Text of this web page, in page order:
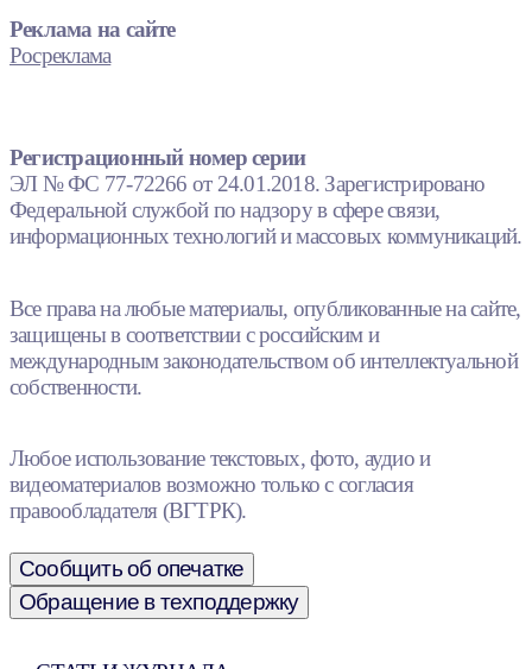
Реклама на сайте
Росреклама
Регистрационный номер серии
ЭЛ № ФС 77-72266 от 24.01.2018. Зарегистрировано
Федеральной службой по надзору в сфере связи,
информационных технологий и массовых коммуникаций.
Все права на любые материалы, опубликованные на сайте,
защищены в соответствии с российским и
международным законодательством об интеллектуальной
собственности.
Любое использование текстовых, фото, аудио и
видеоматериалов возможно только с согласия
правообладателя (ВГТРК).
Сообщить об опечатке
Обращение в техподдержку